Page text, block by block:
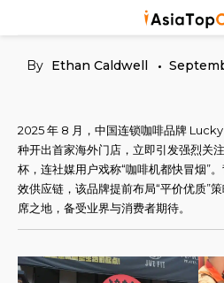
to
content
By Ethan Caldwell
2025 年 8 月，中国连锁咖啡品牌
种开出首家海外门店，立即引发强烈关
杯，连社媒用户戏称“咖啡机都快冒烟”
效供应链，该品牌提前布局“平价优质”
席之地，备受业界与消费者期待。